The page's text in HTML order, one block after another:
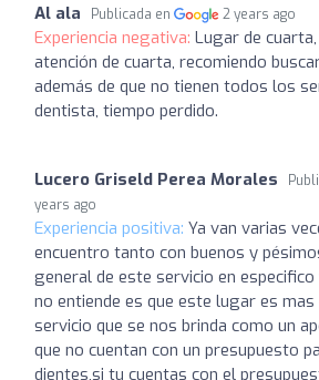
Al ala Publicada en 2 years ago
Experiencia negativa: Lugar de
atención de cuarta, recomiendo
además de que no tienen todos los
dentista, tiempo perdido.
Lucero Griseld Perea Morales
years ago
Experiencia positiva: Ya van varias
encuentro tanto con buenos y
general de este servicio en
no entiende es que este lugar es mas
servicio que se nos brinda como un
que no cuentan con un presupuesto
dientes,si tu cuentas con el